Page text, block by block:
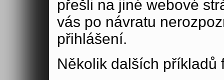
přešli na jiné webové
vás po návratu
přihlášení.
Několik dalších příkladů